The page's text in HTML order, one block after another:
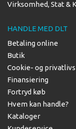
Virksomhed, Stat &
HANDLE MED DLT
Betaling online
Butik
Cookie- og
Finansiering
Fortryd køb
Hvem kan handle?
Kataloger